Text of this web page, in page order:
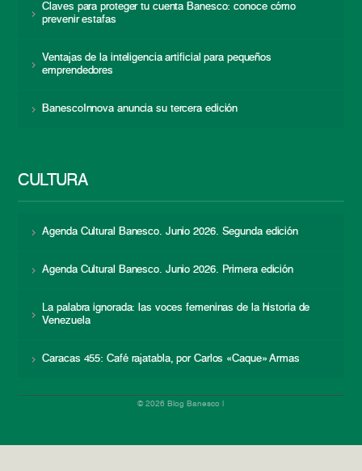
Claves para proteger tu cuenta Banesco: conoce cómo
prevenir estafas
Ventajas de la inteligencia artificial para pequeños
emprendedores
BanescoInnova anuncia su tercera edición
CULTURA
Agenda Cultural Banesco. Junio 2026. Segunda edición
Agenda Cultural Banesco. Junio 2026. Primera edición
La palabra ignorada: las voces femeninas de la historia de
Venezuela
Caracas 455: Café rajatabla, por Carlos «Caque» Armas
© 2026 Blog Banesco |